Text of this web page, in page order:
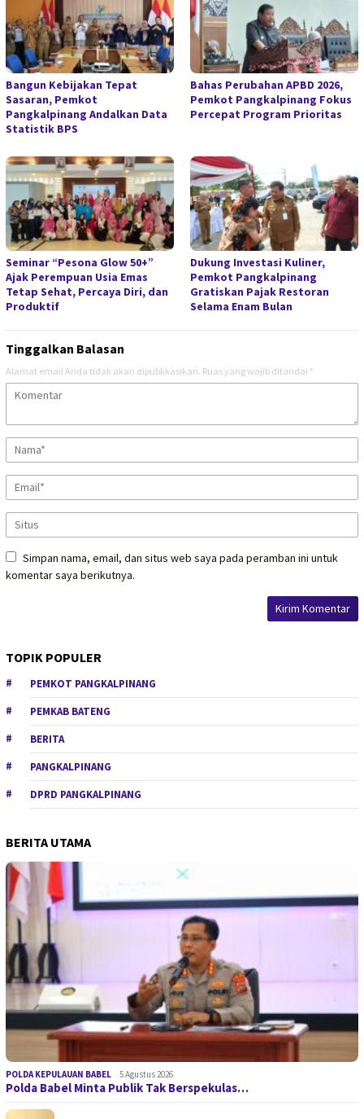
Bangun Kebijakan Tepat
Sasaran, Pemkot
Pangkalpinang Andalkan Data
Statistik BPS
Bahas Perubahan APBD 2026,
Pemkot Pangkalpinang Fokus
Percepat Program Prioritas
Seminar “Pesona Glow 50+”
Ajak Perempuan Usia Emas
Tetap Sehat, Percaya Diri, dan
Produktif
Dukung Investasi Kuliner,
Pemkot Pangkalpinang
Gratiskan Pajak Restoran
Selama Enam Bulan
Tinggalkan Balasan
Alamat email Anda tidak akan dipublikasikan. Ruas yang wajib ditandai *
Simpan nama, email, dan situs web saya pada peramban ini untuk
komentar saya berikutnya.
TOPIK POPULER
PEMKOT PANGKALPINANG
PEMKAB BATENG
BERITA
PANGKALPINANG
DPRD PANGKALPINANG
BERITA UTAMA
POLDA KEPULAUAN BABEL 5 Agustus 2026
Polda Babel Minta Publik Tak Berspekulas…